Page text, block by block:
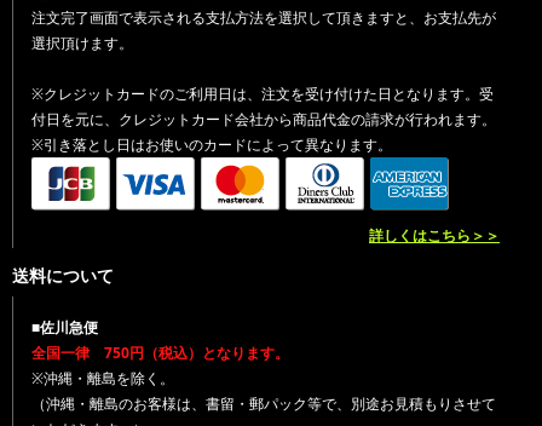
注文完了画面で表示される支払方法を選択して頂きますと、お支払先が
選択頂けます。
※クレジットカードのご利用日は、注文を受け付けた日となります。受
付日を元に、クレジットカード会社から商品代金の請求が行われます。
※引き落とし日はお使いのカードによって異なります。
詳しくはこちら＞＞
送料について
■佐川急便
全国一律 750円（税込）となります。
※沖縄・離島を除く。
（沖縄・離島のお客様は、書留・郵パック等で、別途お見積もりさせて